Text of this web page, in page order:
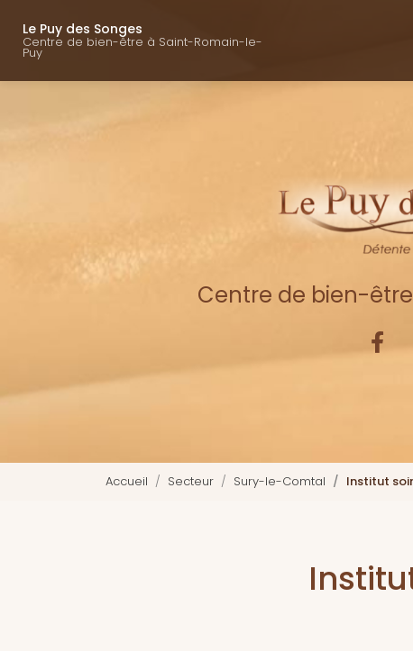
contenu
Le Puy des Songes
Centre de bien-être à Saint-Romain-le-
Puy
Centre de bien-
Accueil Secteur Sury-le-Comtal Institut